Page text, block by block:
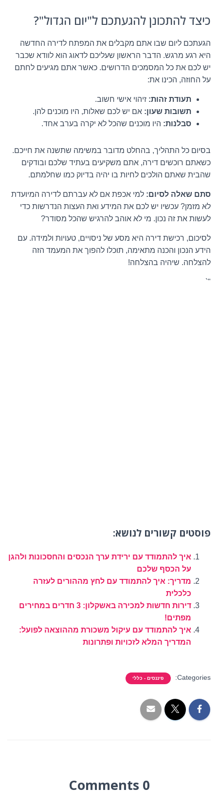
כיצד להתכונן להגעתכם ל"יום הגדול"?
הגעתכם ליום שבו אתם מקבלים את המפתח לדירה החדשה
היא רגע מרגש. הדבר הראשון שעליכם לדאוג הוא לוודא שכבר
יש לכם את כל המסמכים הדרושים. כאשר אתם מגיעים לחתם
על החוזה, הכינו את:
תעודת זהות: זיהוי אישי חשוב.
תשובות שעון: אם יש לכם שאלות, היו מוכנים להן.
סבלנות: היו מוכנים שהכל לא יקרה בערב אחד.
בסיום כל התהליך, בהחלט מדובר במשימה שתשנה את חייכם.
כשאתם רוכשים דירה, אתם משקיעים בעתיד שלכם ובודקים
שהבית שאתם הולכים לחיות בו יהיה בדיוק כמו שחלמתם.
סתם שאלה לסיום: למי אכפת אם לא עברתם לדירה המיועדת
לא מזמן? עכשיו יש לכם את המידע ואת העצות הנדרשות כדי
לעשות את זה נכון. מי לא אוהב להרגיש שהכל מסודר?
לסיכום, רכישת דירה היא מסע של ניסויים, טעויות ולמידה. עם
הידע הנכון והכנה מתאימה, תוכלו להפוך את המעמד הזה
להצלחה. שיהיה בהצלחה!
"`
פוסטים קשורים לנושא:
איך להתמודד עם ירידת ערך הנכסים והחסכונות ולהגן
על הכסף שלכם
מדריך: איך להתמודד עם לחץ מההורים לעזרה
כלכלית
דירות חדשות למכירה באשקלון: 3 חדרים במחירים
מפתים!
איך להתמודד עם עיקול משכורת מההוצאה לפועל:
המדריך המלא לזכויות ופתרונות
Categories: פיננסים - כללי
0 Comments